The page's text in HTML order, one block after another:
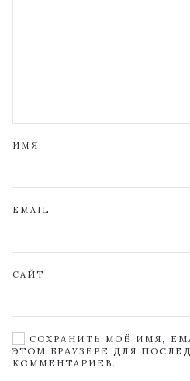
ИМЯ
EMAIL
САЙТ
СОХРАНИТЬ МОЁ ИМЯ,
ЭТОМ БРАУЗЕРЕ ДЛЯ
КОММЕНТАРИЕВ.